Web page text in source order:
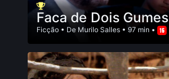
Faca de Dois Gumes
Ficção • De Murilo Salles • 97 min •